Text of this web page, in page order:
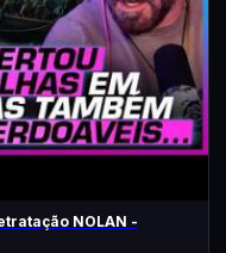
NOLAN -